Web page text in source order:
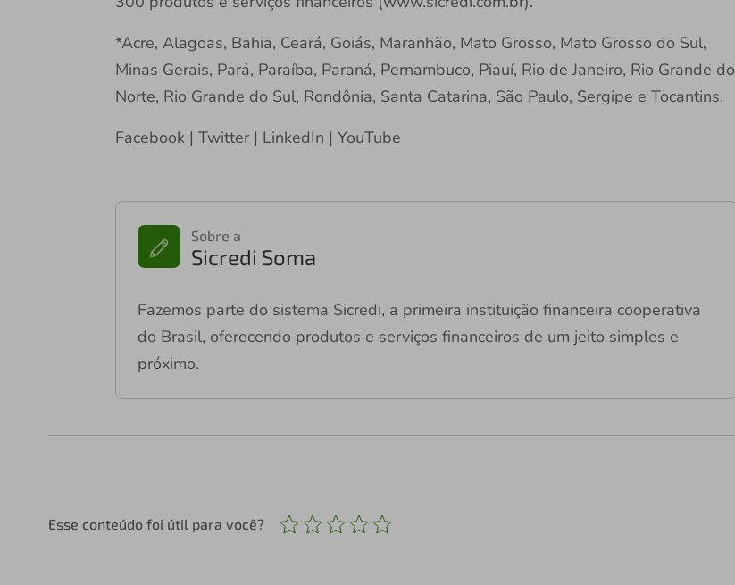
*Acre, Alagoas, Bahia, Ceará, Goiás, Maranhão, Mato Grosso, Mato Grosso do Sul,
Minas Gerais, Pará, Paraíba, Paraná, Pernambuco, Piauí, Rio de Janeiro, Rio Grande do
Norte, Rio Grande do Sul, Rondônia, Santa Catarina, São Paulo, Sergipe e Tocantins.
Facebook | Twitter | LinkedIn | YouTube
Sobre a
Sicredi Soma
Fazemos parte do sistema Sicredi, a primeira instituição financeira cooperativa
do Brasil, oferecendo produtos e serviços financeiros de um jeito simples e
próximo.
Esse conteúdo foi útil para você?